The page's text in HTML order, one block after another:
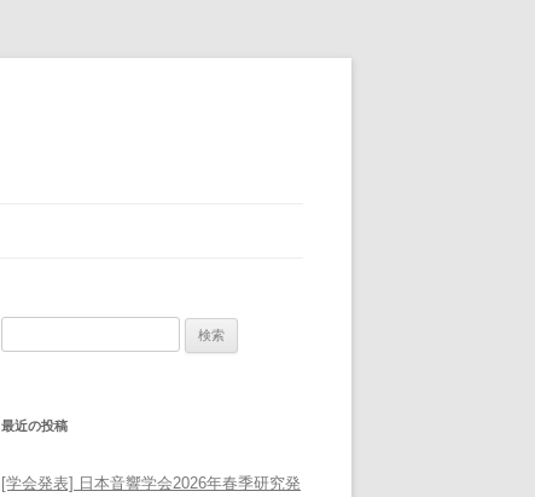
最近の投稿
[学会発表] 日本音響学会2026年春季研究発